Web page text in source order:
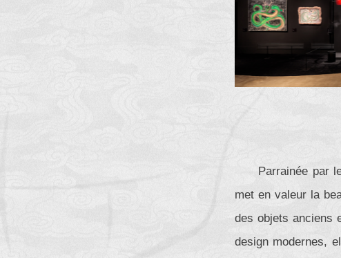
Parrainée par
met en valeur la
des objets anciens
design modernes,